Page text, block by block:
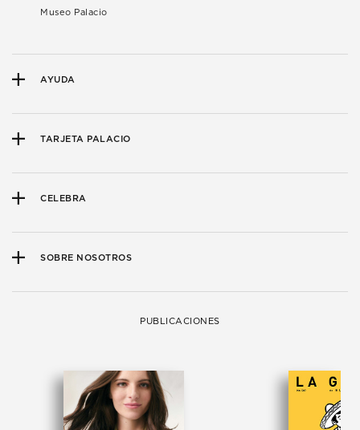
Museo Palacio
AYUDA
TARJETA PALACIO
CELEBRA
SOBRE NOSOTROS
PUBLICACIONES